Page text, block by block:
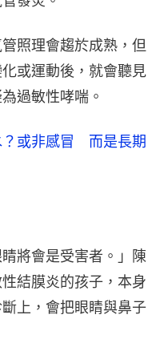
照理會趨於成熟，但
或運動後，就會聽見
過敏性哮喘。
？或非感冒 而是長期
將會是受害者。」陳
結膜炎的孩子，本身
上，會把眼睛與鼻子